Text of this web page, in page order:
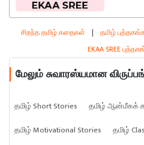
சிறந்த தமிழ் கதைகள் | தமிழ்
EKAA SREE
மேலும் சுவாரஸ்யமான
தமிழ் Short Stories தமிழ் ஆன்மீகக்
தமிழ் Motivational Stories
தமிழ்